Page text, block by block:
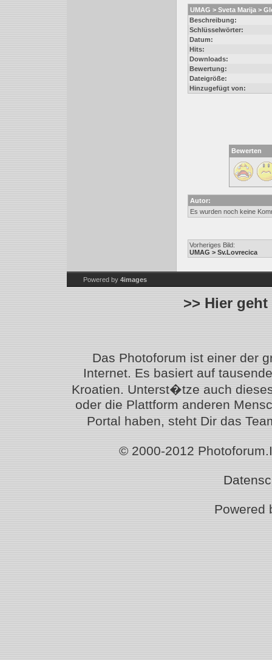
UMAG > Sveta Marija >
Beschreibung:
Schlüsselwörter:
Datum:
Hits:
Downloads:
Bewertung:
Dateigröße:
Hinzugefügt von:
Bewerten
Autor:
Es wurden noch keine
Vorheriges Bild:
UMAG > Sv.Lovrecica
Powered by 4images
>> Hier
Das Photoforum ist einer der
Internet. Es basiert auf
Kroatien. Unterst�tze auch
oder die Plattform anderen
Portal haben, steht Dir das
© 2000-2012
Powered